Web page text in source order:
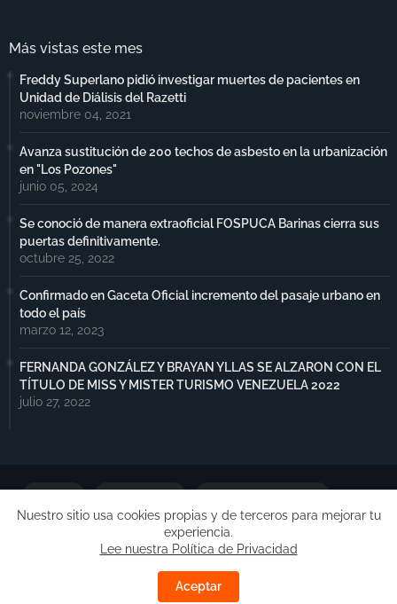
Más vistas este mes
Freddy Superlano pidió investigar muertes de pacientes en
Unidad de Diálisis del Razetti
noviembre 04, 2021
Avanza sustitución de 200 techos de asbesto en la urbanización
en "Los Pozones"
junio 05, 2024
Se conoció de manera extraoficial FOSPUCA Barinas cierra sus
puertas definitivamente.
octubre 25, 2022
Confirmado en Gaceta Oficial incremento del pasaje urbano en
todo el país
marzo 12, 2023
FERNANDA GONZÁLEZ Y BRAYAN YLLAS SE ALZARON CON EL
TÍTULO DE MISS Y MISTER TURISMO VENEZUELA 2022
julio 27, 2022
Free Blogger Templates
| Desarrollado por
Nuestro sitio usa cookies propias y de terceros para mejorar tu
experiencia.
Lee nuestra Política de Privacidad
Aceptar